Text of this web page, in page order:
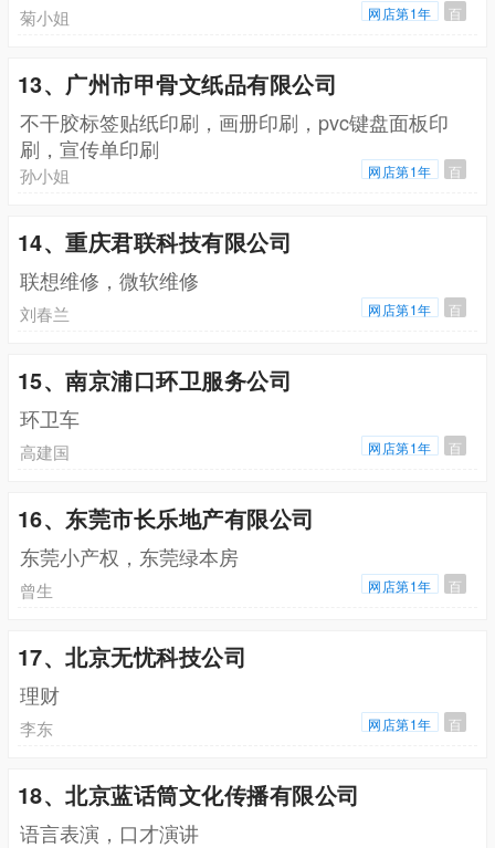
菊小姐 网店第1年 百
13、广州市甲骨文纸品有限公司
不干胶标签贴纸印刷，画册印刷，pvc键盘面板印
刷，宣传单印刷
孙小姐 网店第1年 百
14、重庆君联科技有限公司
联想维修，微软维修
刘春兰 网店第1年 百
15、南京浦口环卫服务公司
环卫车
高建国 网店第1年 百
16、东莞市长乐地产有限公司
东莞小产权，东莞绿本房
曾生 网店第1年 百
17、北京无忧科技公司
理财
李东 网店第1年 百
18、北京蓝话筒文化传播有限公司
语言表演，口才演讲